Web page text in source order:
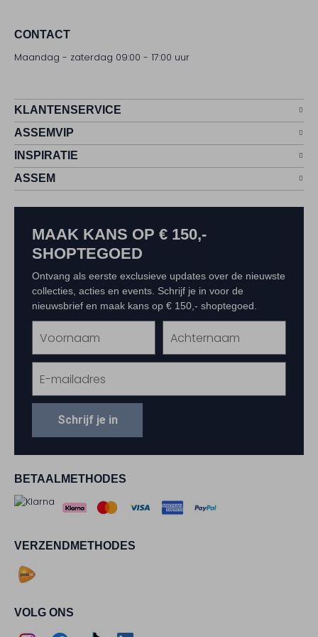
CONTACT
Maandag - zaterdag 09:00 - 17:00 uur
KLANTENSERVICE
ASSEMVIP
INSPIRATIE
ASSEM
BETAALMETHODES
VERZENDMETHODES
VOLG ONS
MAAK KANS OP € 150,-
SHOPTEGOED
Ontvang als eerste exclusieve updates over de nieuwste
collecties, acties en events. Schrijf je in voor de
nieuwsbrief en maak kans op € 150,- shoptegoed.
Schrijf je in